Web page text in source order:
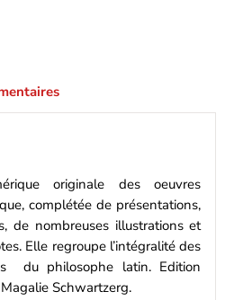
originale des oeuvres
complétée de présentations,
de nombreuses illustrations et
Elle regroupe l’intégralité des
du philosophe latin. Edition
Schwartzerg.